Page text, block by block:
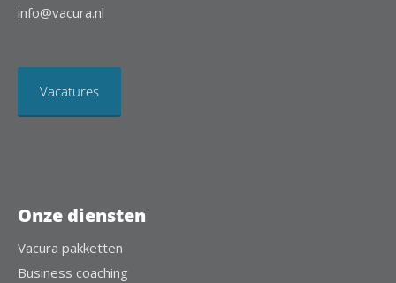
info@vacura.nl
Vacatures
Onze diensten
Vacura pakketten
Business coaching